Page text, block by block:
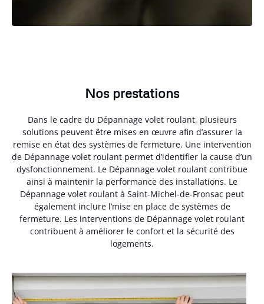
Nos prestations
Dans le cadre du Dépannage volet roulant, plusieurs
solutions peuvent être mises en œuvre afin d’assurer la
remise en état des systèmes de fermeture. Une intervention
de Dépannage volet roulant permet d’identifier la cause d’un
dysfonctionnement. Le Dépannage volet roulant contribue
ainsi à maintenir la performance des installations. Le
Dépannage volet roulant à Saint-Michel-de-Fronsac peut
également inclure l’mise en place de systèmes de
fermeture. Les interventions de Dépannage volet roulant
contribuent à améliorer le confort et la sécurité des
logements.